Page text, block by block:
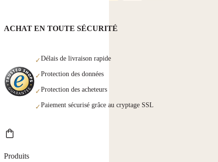
ACHAT EN TOUTE SÉCURITÉ
✓Délais de livraison rapide
✓Protection des données
✓Protection des acheteurs
✓Paiement sécurisé grâce au cryptage SSL
Produits